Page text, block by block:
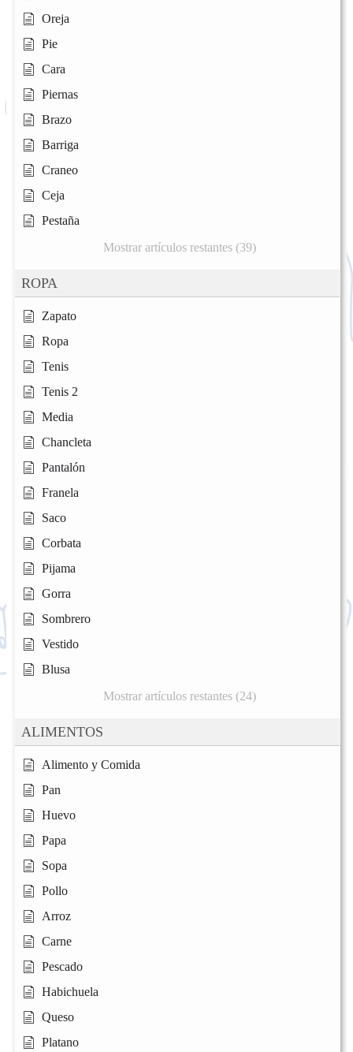
Oreja
Pie
Cara
Piernas
Brazo
Barriga
Craneo
Ceja
Pestaña
Mostrar artículos restantes (39)
ROPA
Zapato
Ropa
Tenis
Tenis 2
Media
Chancleta
Pantalón
Franela
Saco
Corbata
Pijama
Gorra
Sombrero
Vestido
Blusa
Mostrar artículos restantes (24)
ALIMENTOS
Alimento y Comida
Pan
Huevo
Papa
Sopa
Pollo
Arroz
Carne
Pescado
Habichuela
Queso
Platano